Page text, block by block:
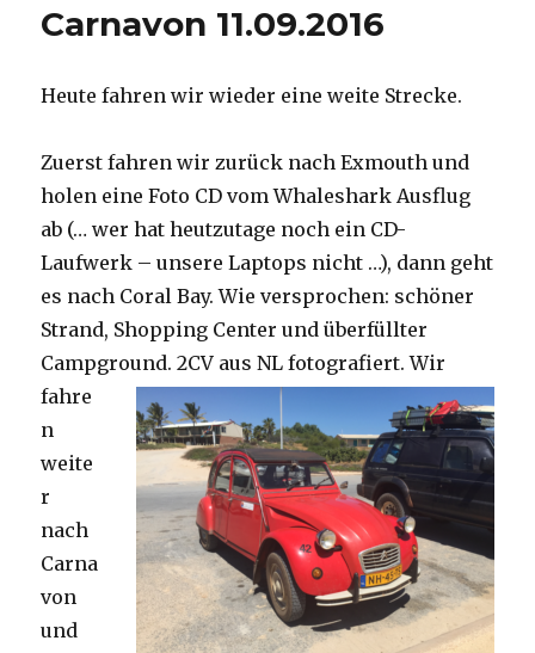
Carnavon 11.09.2016
Heute fahren wir wieder eine weite Strecke.
Zuerst fahren wir zurück nach Exmouth und
holen eine Foto CD vom Whaleshark Ausflug
ab (… wer hat heutzutage noch ein CD-
Laufwerk – unsere Laptops nicht …), dann geht
es nach Coral Bay. Wie versprochen: schöner
Strand, Shopping Center und überfüllter
Campground.2CV aus NL fotografiert. Wir
fahre
n
weite
r
nach
Carna
von
und